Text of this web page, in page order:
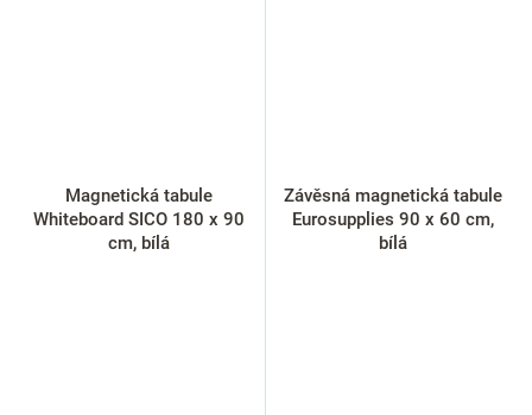
Magnetická tabule
Whiteboard SICO 180 x 90
cm, bílá
Závěsná magnetická tabule
Eurosupplies 90 x 60 cm,
bílá